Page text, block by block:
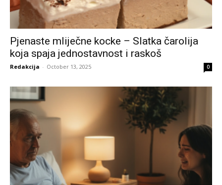
Pjenaste mliječne kocke – Slatka čarolija
koja spaja jednostavnost i raskoš
Redakcija - October 13, 2025 0